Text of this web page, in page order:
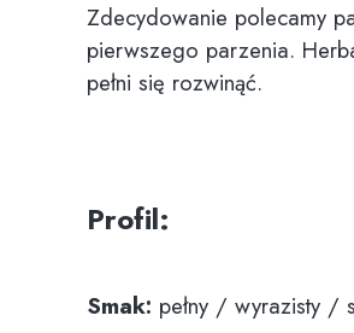
Zdecydowanie polecamy
pierwszego parzenia.
pełni się rozwinąć.
Profil:
Smak: pełny / wyrazisty /